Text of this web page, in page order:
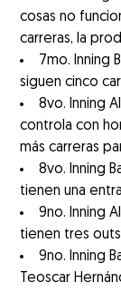
cosas no
carreras, la
7mo. Inning
siguen cinco
8vo. Inning
controla con
más carreras
8vo. Inning
tienen una
9no. Inning
tienen tres
9no. Inning
Teoscar